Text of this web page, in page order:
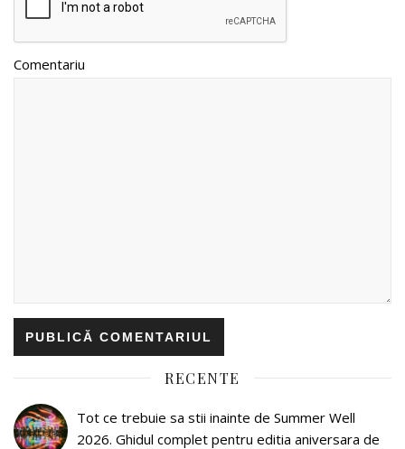
Comentariu
RECENTE
Tot ce trebuie sa stii inainte de Summer Well
2026. Ghidul complet pentru editia aniversara de